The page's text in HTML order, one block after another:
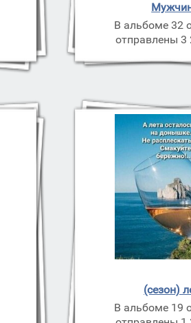
В альбоме 32
отправлены 3
(сезон)
В альбоме 19